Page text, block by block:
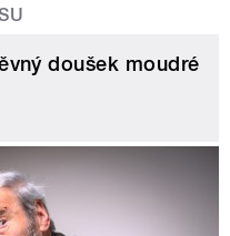
doušek moudré